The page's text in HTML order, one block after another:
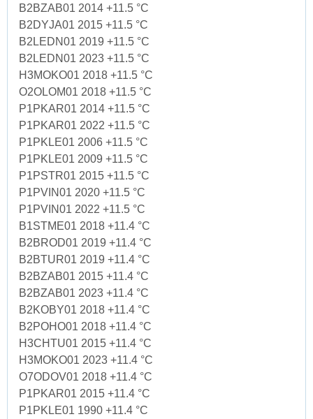
B2BZAB01 2014 +11.5 °C
B2DYJA01 2015 +11.5 °C
B2LEDN01 2019 +11.5 °C
B2LEDN01 2023 +11.5 °C
H3MOKO01 2018 +11.5 °C
O2OLOM01 2018 +11.5 °C
P1PKAR01 2014 +11.5 °C
P1PKAR01 2022 +11.5 °C
P1PKLE01 2006 +11.5 °C
P1PKLE01 2009 +11.5 °C
P1PSTR01 2015 +11.5 °C
P1PVIN01 2020 +11.5 °C
P1PVIN01 2022 +11.5 °C
B1STME01 2018 +11.4 °C
B2BROD01 2019 +11.4 °C
B2BTUR01 2019 +11.4 °C
B2BZAB01 2015 +11.4 °C
B2BZAB01 2023 +11.4 °C
B2KOBY01 2018 +11.4 °C
B2POHO01 2018 +11.4 °C
H3CHTU01 2015 +11.4 °C
H3MOKO01 2023 +11.4 °C
O7ODOV01 2018 +11.4 °C
P1PKAR01 2015 +11.4 °C
P1PKLE01 1990 +11.4 °C